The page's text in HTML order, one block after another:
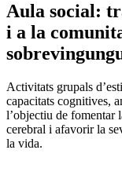
Aula social:
i a la
Activitats grupals
capacitats cognitives,
l’objectiu de fomentar
cerebral i afavorir la
la vida.